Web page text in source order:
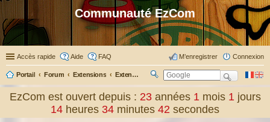
Communauté EzCom
Accès rapide Aide FAQ Connexion
M’enregistrer
Portail Forum Extensions Extensions présentées & traduites
ec
ch
EzCom est ouvert depuis : 23 années1 mois1 jours
14 heures 34 minutes 43 secondes